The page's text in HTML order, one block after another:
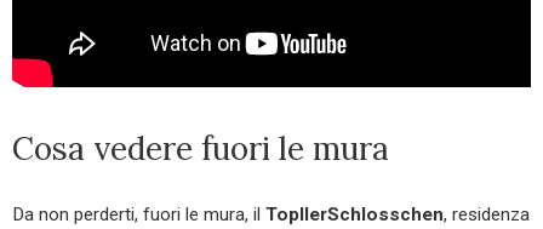
Cosa vedere fuori le mura
Da non perderti, fuori le mura, il TopllerSchlosschen, residenza